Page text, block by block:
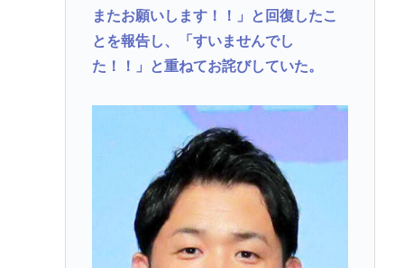
またお願いします！！」と回復したこ
とを報告し、「すいませんでし
た！！」と重ねてお詫びしていた。